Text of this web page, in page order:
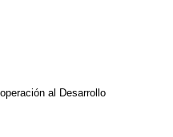
al Desarrollo